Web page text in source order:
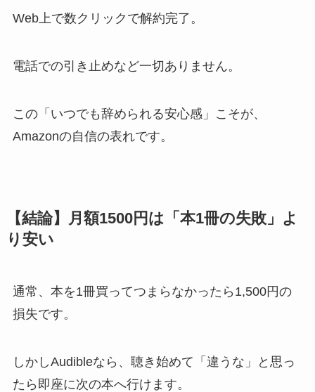
Web上で数クリックで解約完了。
電話での引き止めなど一切ありません。
この「いつでも辞められる安心感」こそが、
Amazonの自信の表れです。
【結論】月額1500円は「本1冊の失敗」よ
り安い
通常、本を1冊買ってつまらなかったら1,500円の
損失です。
しかしAudibleなら、聴き始めて「違うな」と思っ
たら即座に次の本へ行けます。